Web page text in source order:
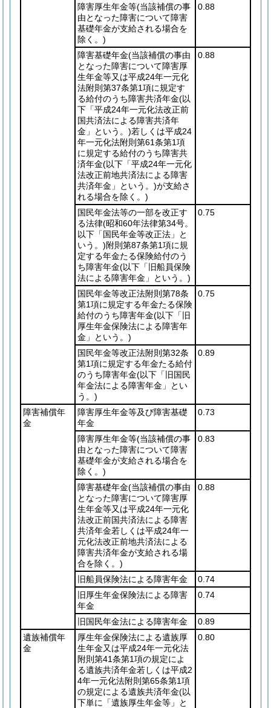
障害厚生年金等(当該補償の事
由となった障害について障害
基礎年金が支給される場合を
除く。)
0.88
障害基礎年金(当該補償の事由
となった障害について障害厚
生年金等又は平成24年一元化
法附則第37条第1項に規定す
る給付のうち障害共済年金(以
下「平成24年一元化法改正前
国共済法による障害共済年
金」という。)若しくは平成24
年一元化法附則第61条第1項
に規定する給付のうち障害共
済年金(以下「平成24年一元化
法改正前地共済法による障害
共済年金」という。)が支給さ
れる場合を除く。)
0.88
国民年金法等の一部を改正す
る法律(昭和60年法律第34号。
以下「国民年金等改正法」と
いう。)附則第87条第1項に規
定する年金たる保険給付のう
ち障害年金(以下「旧船員保険
法による障害年金」という。)
0.75
国民年金等改正法附則第78条
第1項に規定する年金たる保険
給付のうち障害年金(以下「旧
厚生年金保険法による障害年
金」という。)
0.75
国民年金等改正法附則第32条
第1項に規定する年金たる給付
のうち障害年金(以下「旧国民
年金法による障害年金」とい
う。)
0.89
障害補償年
金
障害厚生年金等及び障害基礎
年金
0.73
障害厚生年金等(当該補償の事
由となった障害について障害
基礎年金が支給される場合を
除く。)
0.83
障害基礎年金(当該補償の事由
となった障害について障害厚
生年金等又は平成24年一元化
法改正前国共済法による障害
共済年金若しくは平成24年一
元化法改正前地共済法による
障害共済年金が支給される場
合を除く。)
0.88
旧船員保険法による障害年金
0.74
旧厚生年金保険法による障害
年金
0.74
旧国民年金法による障害年金
0.89
遺族補償年
金
厚生年金保険法による遺族厚
生年金又は平成24年一元化法
附則第41条第1項の規定によ
る遺族共済年金若しくは平成2
4年一元化法附則第65条第1項
の規定による遺族共済年金(以
下単に「遺族厚生年金等」と
0.80